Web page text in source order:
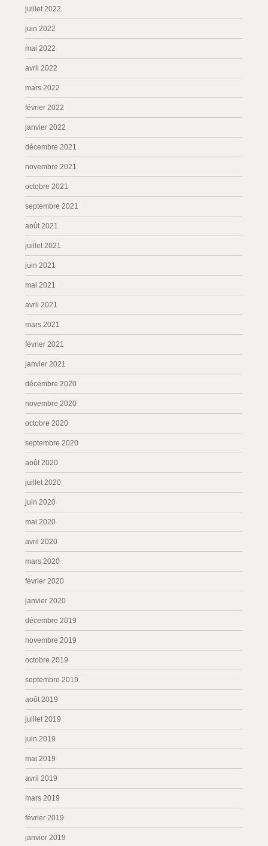
juillet 2022
juin 2022
mai 2022
avril 2022
mars 2022
février 2022
janvier 2022
décembre 2021
novembre 2021
octobre 2021
septembre 2021
août 2021
juillet 2021
juin 2021
mai 2021
avril 2021
mars 2021
février 2021
janvier 2021
décembre 2020
novembre 2020
octobre 2020
septembre 2020
août 2020
juillet 2020
juin 2020
mai 2020
avril 2020
mars 2020
février 2020
janvier 2020
décembre 2019
novembre 2019
octobre 2019
septembre 2019
août 2019
juillet 2019
juin 2019
mai 2019
avril 2019
mars 2019
février 2019
janvier 2019